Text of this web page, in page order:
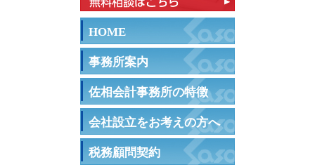
HOME
事務所案内
佐相会計事務所の特徴
会社設立をお考えの方へ
税務顧問契約